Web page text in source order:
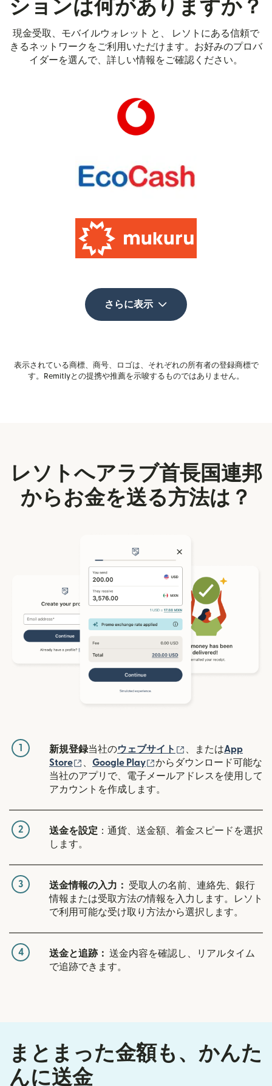
ションは何がありますか？
現金受取、モバイルウォレット と、 レソトにある信頼で
きるネットワークをご利用いただけます。お好みのプロバ
イダーを選んで、詳しい情報をご確認ください。
さらに表示
表示されている商標、商号、ロゴは、それぞれの所有者の登録商標で
す。Remitlyとの提携や推薦を示唆するものではありません。
レソトへアラブ首長国連邦
からお金を送る方法は？
1 新規登録当社のウェブサイト （別ウィンドウで
、またはApp
Store
（別ウィンドウで開きます）
Google Play （別ウィンドウで開きま
からダウンロード可能な
当社のアプリで、電子メールアドレスを使用して
アカウントを作成します。
2 送金を設定 ：通貨、送金額、着金スピードを選択
します。
3 送金情報の入力：
受取人の名前、連絡先、銀行
情報または受取方法の情報を入力します。レソト
で利用可能な受け取り方法から選択します。
4 送金と追跡： 送金内容を確認し、リアルタイム
で追跡できます。
まとまった金額も、かんた
んに送金